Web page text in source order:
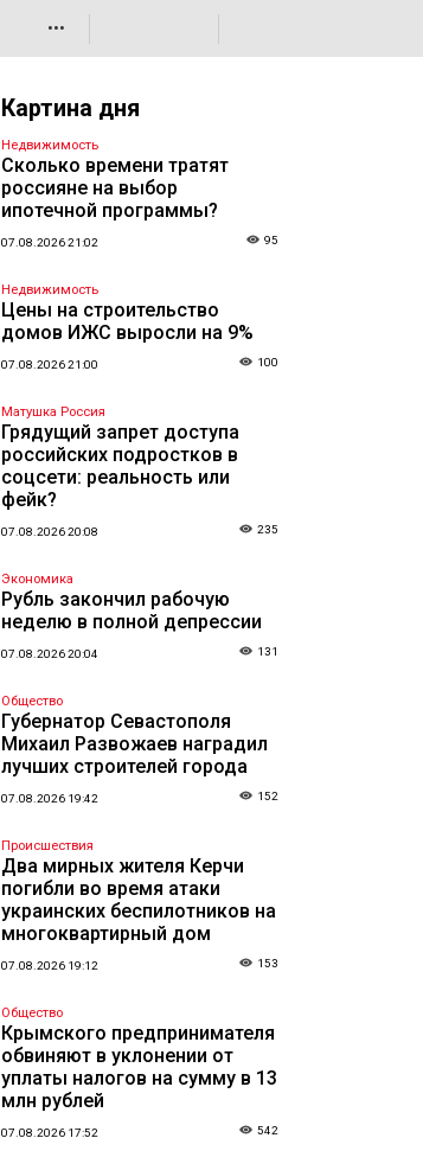
•••
Картина дня
Недвижимость
Сколько времени тратят
россияне на выбор
ипотечной программы?
07.08.2026 21:02 95
Недвижимость
Цены на строительство
домов ИЖС выросли на 9%
07.08.2026 21:00 100
Матушка Россия
Грядущий запрет доступа
российских подростков в
соцсети: реальность или
фейк?
07.08.2026 20:08 235
Экономика
Рубль закончил рабочую
неделю в полной депрессии
07.08.2026 20:04 131
Общество
Губернатор Севастополя
Михаил Развожаев наградил
лучших строителей города
07.08.2026 19:42 152
Происшествия
Два мирных жителя Керчи
погибли во время атаки
украинских беспилотников на
многоквартирный дом
07.08.2026 19:12 153
Общество
Крымского предпринимателя
обвиняют в уклонении от
уплаты налогов на сумму в 13
млн рублей
07.08.2026 17:52 542